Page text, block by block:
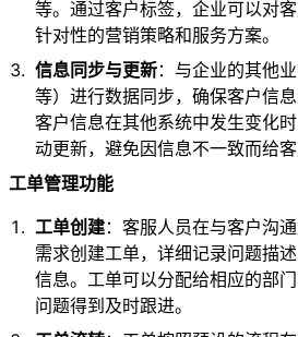
等。通过客户标签，企业可以对
针对性的营销策略和服务方案。
信息同步与更新：与企业的其他
等）进行数据同步，确保客户信
客户信息在其他系统中发生变化
动更新，避免因信息不一致而给客
工单管理功能
工单创建：客服人员在与客户沟
需求创建工单，详细记录问题描
信息。工单可以分配给相应的部
问题得到及时跟进。